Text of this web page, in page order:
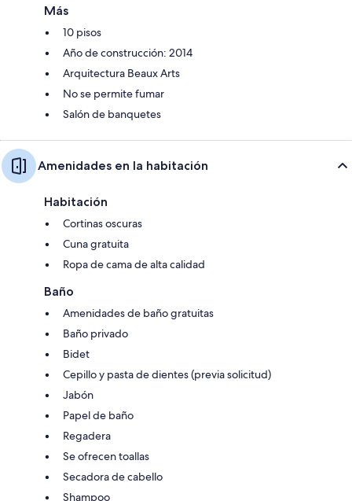
Más
10 pisos
Año de construcción: 2014
Arquitectura Beaux Arts
No se permite fumar
Salón de banquetes
Amenidades en la habitación
Habitación
Cortinas oscuras
Cuna gratuita
Ropa de cama de alta calidad
Baño
Amenidades de baño gratuitas
Baño privado
Bidet
Cepillo y pasta de dientes (previa solicitud)
Jabón
Papel de baño
Regadera
Se ofrecen toallas
Secadora de cabello
Shampoo